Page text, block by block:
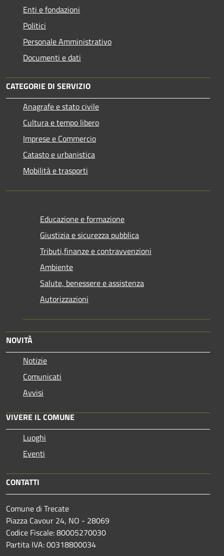
Enti e fondazioni
Politici
Personale Amministrativo
Documenti e dati
CATEGORIE DI SERVIZIO
Anagrafe e stato civile
Cultura e tempo libero
Imprese e Commercio
Catasto e urbanistica
Mobilità e trasporti
Educazione e formazione
Giustizia e sicurezza pubblica
Tributi,finanze e contravvenzioni
Ambiente
Salute, benessere e assistenza
Autorizzazioni
NOVITÀ
Notizie
Comunicati
Avvisi
VIVERE IL COMUNE
Luoghi
Eventi
CONTATTI
Comune di Trecate
Piazza Cavour 24, NO - 28069
Codice Fiscale: 80005270030
Partita IVA: 00318800034